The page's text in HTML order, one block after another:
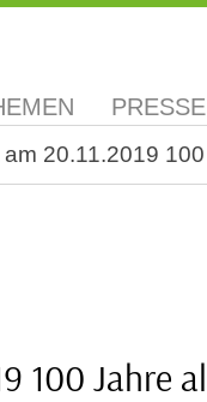
20.11.2019
100 Jahre